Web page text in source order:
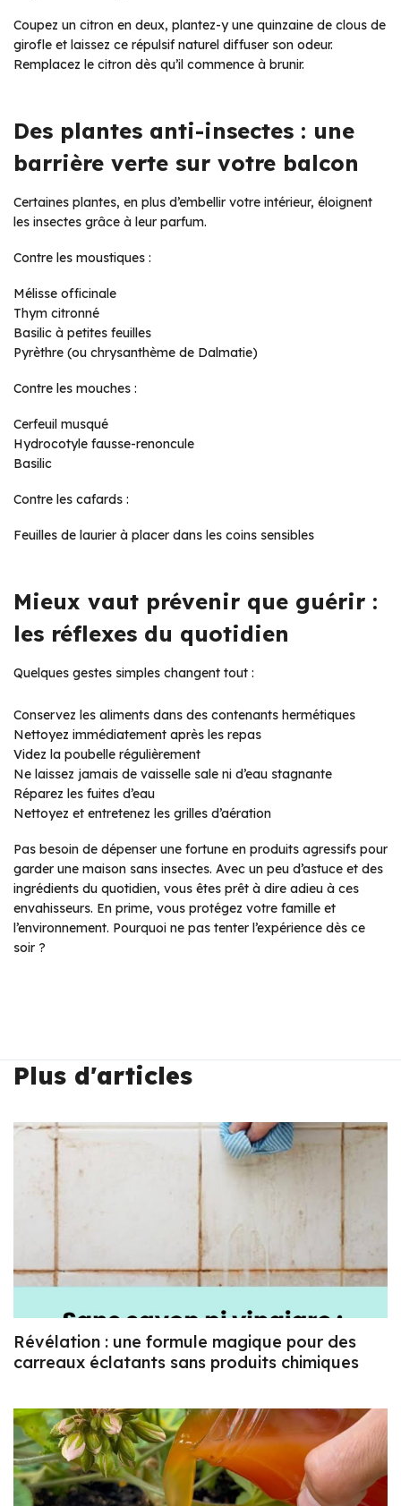
Coupez un citron en deux, plantez-y une quinzaine de clous de
girofle et laissez ce répulsif naturel diffuser son odeur.
Remplacez le citron dès qu’il commence à brunir.
Des plantes anti-insectes : une
barrière verte sur votre balcon
Certaines plantes, en plus d’embellir votre intérieur, éloignent
les insectes grâce à leur parfum.
Contre les moustiques :
Mélisse officinale
Thym citronné
Basilic à petites feuilles
Pyrèthre (ou chrysanthème de Dalmatie)
Contre les mouches :
Cerfeuil musqué
Hydrocotyle fausse-renoncule
Basilic
Contre les cafards :
Feuilles de laurier à placer dans les coins sensibles
Mieux vaut prévenir que guérir :
les réflexes du quotidien
Quelques gestes simples changent tout :
Conservez les aliments dans des contenants hermétiques
Nettoyez immédiatement après les repas
Videz la poubelle régulièrement
Ne laissez jamais de vaisselle sale ni d’eau stagnante
Réparez les fuites d’eau
Nettoyez et entretenez les grilles d’aération
Pas besoin de dépenser une fortune en produits agressifs pour
garder une maison sans insectes. Avec un peu d’astuce et des
ingrédients du quotidien, vous êtes prêt à dire adieu à ces
envahisseurs. En prime, vous protégez votre famille et
l’environnement. Pourquoi ne pas tenter l’expérience dès ce
soir ?
Plus d'articles
Révélation : une formule magique pour des
carreaux éclatants sans produits chimiques